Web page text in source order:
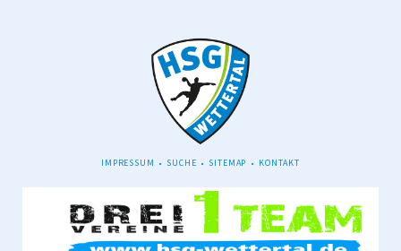
NAVIGATION
IMPRESSUM SUCHE SITEMAP KONTAKT